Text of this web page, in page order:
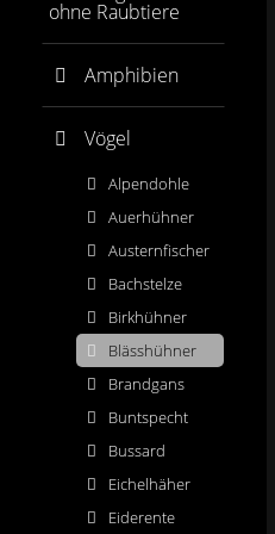
ohne Raubtiere
Amphibien
Vögel
Alpendohle
Auerhühner
Austernfischer
Bachstelze
Birkhühner
Blässhühner
Brandgans
Buntspecht
Bussard
Eichelhäher
Eiderente